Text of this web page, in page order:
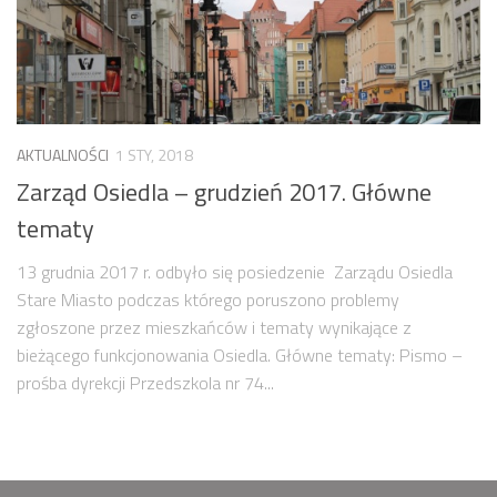
AKTUALNOŚCI 1 STY, 2018
Zarząd Osiedla – grudzień 2017. Główne
tematy
13 grudnia 2017 r. odbyło się posiedzenie Zarządu Osiedla
Stare Miasto podczas którego poruszono problemy
zgłoszone przez mieszkańców i tematy wynikające z
bieżącego funkcjonowania Osiedla. Główne tematy: Pismo –
prośba dyrekcji Przedszkola nr 74...